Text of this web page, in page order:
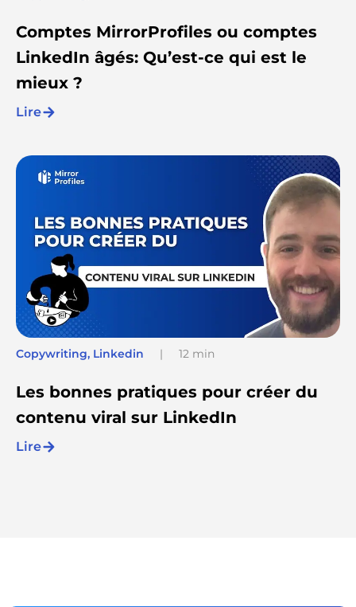
Comptes MirrorProfiles ou comptes
LinkedIn âgés: Qu’est-ce qui est le
mieux ?
Lire
Copywriting, Linkedin | 12 min
Les bonnes pratiques pour créer du
contenu viral sur LinkedIn
Lire